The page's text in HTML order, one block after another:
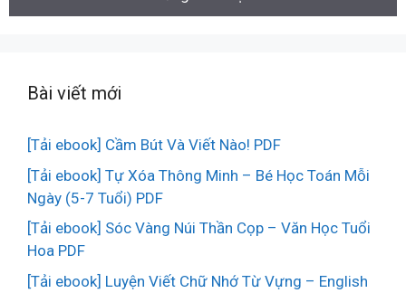
Bài viết mới
[Tải ebook] Cầm Bút Và Viết Nào! PDF
[Tải ebook] Tự Xóa Thông Minh – Bé Học Toán Mỗi
Ngày (5-7 Tuổi) PDF
[Tải ebook] Sóc Vàng Núi Thần Cọp – Văn Học Tuổi
Hoa PDF
[Tải ebook] Luyện Viết Chữ Nhớ Từ Vựng – English